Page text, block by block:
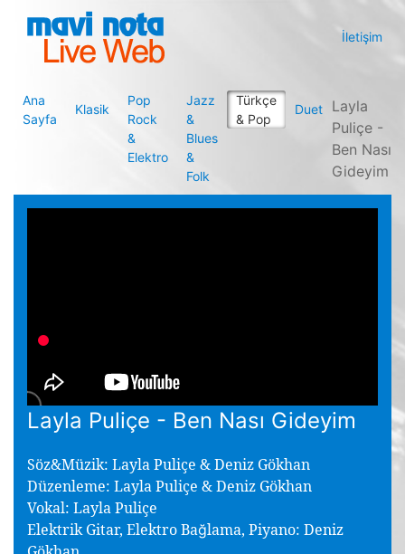
İletişim
Ana
Sayfa
Klasik
Pop
Rock
&
Elektro
Jazz
&
Blues
&
Folk
Türkçe
& Pop
Duet
Layla
Puliçe -
Ben Nası
Gideyim
Layla Puliçe - Ben Nası Gideyim
Söz&Müzik: Layla Puliçe & Deniz Gökhan
Düzenleme: Layla Puliçe & Deniz Gökhan
Vokal: Layla Puliçe
Elektrik Gitar, Elektro Bağlama, Piyano: Deniz